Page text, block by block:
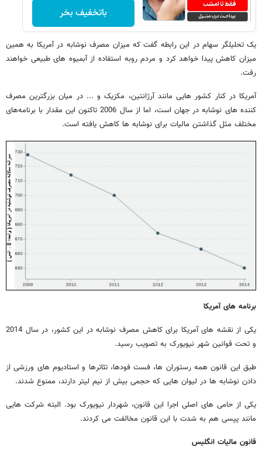
باتخفیف بخر
یک تحلیلگر سهام در این رابطه گفت که میزان مصرف نوشابه در آمریکا به همین
میزان کاهش پیدا خواهد کرد و مردم روبه استفاده از آبمیوه های طبیعی خواهند
رفت.
آمریکا در کنار کشور هایی مانند آرژانتین، مکزیک و ... در میان بزرگترین مصرف
کننده های نوشابه در جهان است، اما از سال 2006 تاکنون این مقدار با برنامه‌های
مختلف مثل گذاشتن مالیات برای نوشابه ها کاهش یافته است.
برنامه های آمریکا
یکی از نقشه های آمریکا برای کاهش مصرف نوشابه در این کشور، در سال 2014
و تحت قوانین شهر نیویورک به تصویب رسید.
طبق این قانون همه رستوران ها، فست فودها، تئاترها و استادیوم های ورزشی از
دادن نوشابه ها در لیوان هایی که حجمی بیش از نیم لیتر دارند، ممنوع شدند.
یکی از حامی های اصلی اجرا این قانون، شهردار نیویورک بود. البته شرکت هایی
مانند پپسی هم به شدت با این قانون مخالفت می کردند.
قانون مالیات انگلیس